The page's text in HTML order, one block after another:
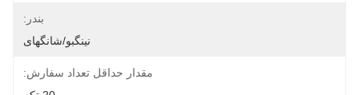
بندر:
نینگبو/شانگهای
مقدار حداقل تعداد سفارش: